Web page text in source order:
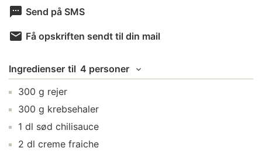
Send på SMS
Få opskriften sendt til din mail
Ingredienser til 4 personer
300 g rejer
300 g krebsehaler
1 dl sød chilisauce
2 dl creme fraiche